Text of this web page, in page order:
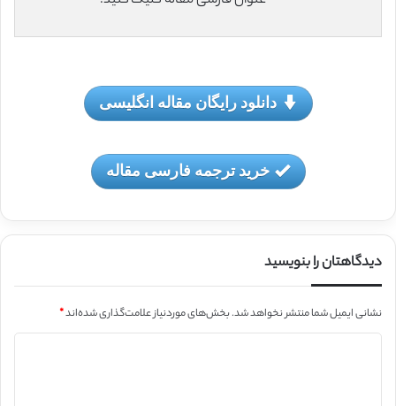
دانلود رایگان مقاله انگلیسی
خرید ترجمه فارسی مقاله
دیدگاهتان را بنویسید
نشانی ایمیل شما منتشر نخواهد شد.بخش‌های موردنیاز علامت‌گذاری شده‌اند*